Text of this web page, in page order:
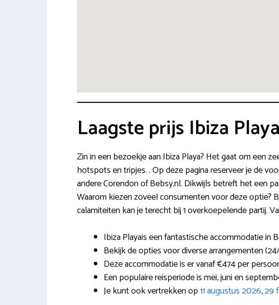
Laagste prijs Ibiza
Zin in een bezoekje aan Ibiza Playa? Het gaat om een
hotspots en tripjes. . Op deze pagina reserveer je de
andere Corendon of Bebsy.nl. Dikwijls betreft het een
Waarom kiezen zoveel consumenten voor deze optie?
calamiteiten kan je terecht bij 1 overkoepelende partij.
Ibiza Playais een fantastische accommodatie in
Bekijk de opties voor diverse arrangementen
Deze accommodatie is er vanaf €474 per
Een populaire reisperiode is mei, juni en
Je kunt ook vertrekken op11 augustus 2026,29